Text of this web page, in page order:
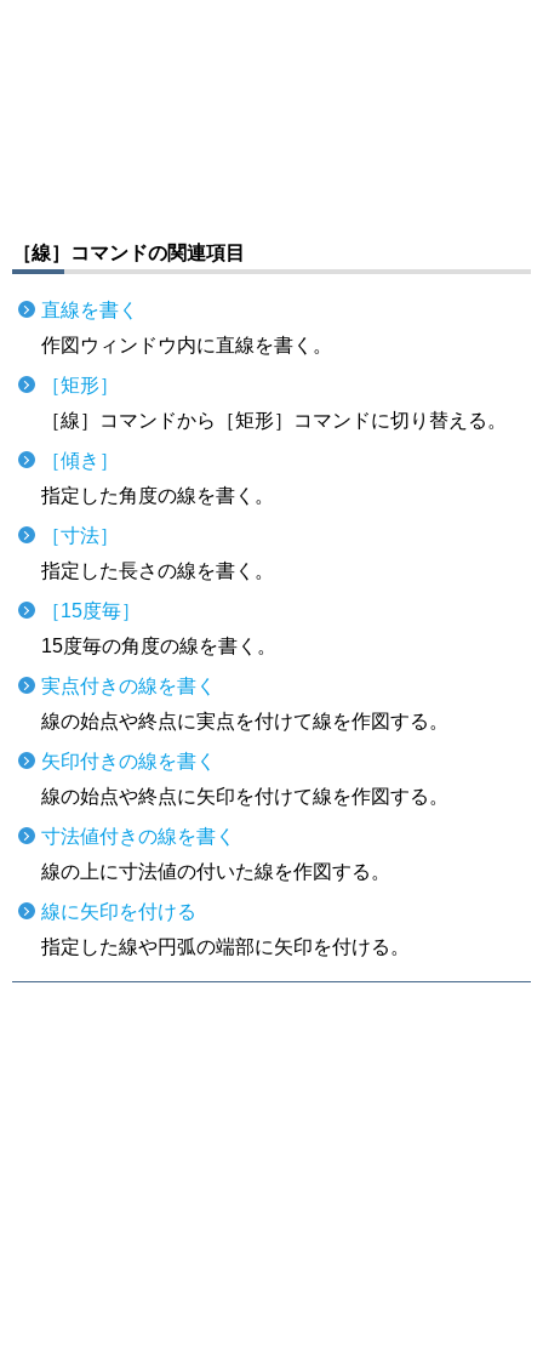
［線］コマンドの関連項目
直線を書く
作図ウィンドウ内に直線を書く。
［矩形］
［線］コマンドから［矩形］コマンドに切り替える。
［傾き］
指定した角度の線を書く。
［寸法］
指定した長さの線を書く。
［15度毎］
15度毎の角度の線を書く。
実点付きの線を書く
線の始点や終点に実点を付けて線を作図する。
矢印付きの線を書く
線の始点や終点に矢印を付けて線を作図する。
寸法値付きの線を書く
線の上に寸法値の付いた線を作図する。
線に矢印を付ける
指定した線や円弧の端部に矢印を付ける。